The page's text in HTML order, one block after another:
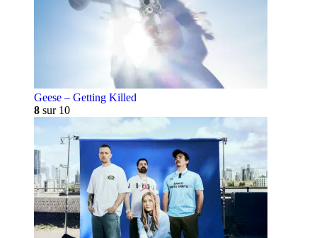
Geese – Getting Killed
8 sur 10